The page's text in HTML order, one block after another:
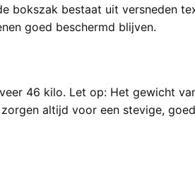
bokszak bestaat uit versneden
goed beschermd blijven.
46 kilo. Let op: Het gewicht
altijd voor een stevige,